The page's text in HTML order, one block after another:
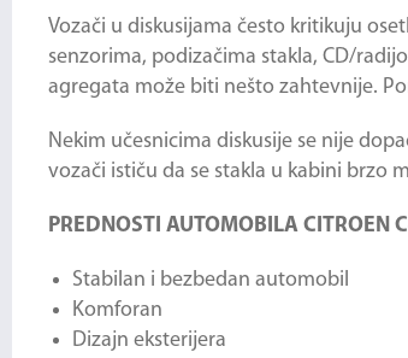
Vozači u diskusijama često kritikuju
senzorima, podizačima stakla, CD/
agregata može biti nešto zahtevnije.
Nekim učesnicima diskusije se nije
vozači ističu da se stakla u kabini brzo
PREDNOSTI AUTOMOBILA CITROEN
Stabilan i bezbedan automobil
Komforan
Dizajn eksterijera